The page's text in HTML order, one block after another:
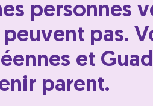
personnes
pas.
et
parent.